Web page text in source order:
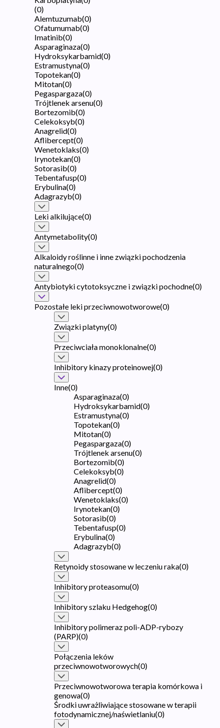
(0)
Alemtuzumab(0)
Ofatumumab(0)
Imatinib(0)
Asparaginaza(0)
Hydroksykarbamid(0)
Estramustyna(0)
Topotekan(0)
Mitotan(0)
Pegaspargaza(0)
Trójtlenek arsenu(0)
Bortezomib(0)
Celekoksyb(0)
Anagrelid(0)
Aflibercept(0)
Wenetoklaks(0)
Irynotekan(0)
Sotorasib(0)
Tebentafusp(0)
Erybulina(0)
Adagrazyb(0)
Leki alkilujące(0)
Antymetabolity(0)
Alkaloidy roślinne i inne związki pochodzenia
naturalnego(0)
Antybiotyki cytotoksyczne i związki pochodne(0)
Pozostałe leki przeciwnowotworowe(0)
Związki platyny(0)
Przeciwciała monoklonalne(0)
Inhibitory kinazy proteinowej(0)
Inne(0)
Asparaginaza(0)
Hydroksykarbamid(0)
Estramustyna(0)
Topotekan(0)
Mitotan(0)
Pegaspargaza(0)
Trójtlenek arsenu(0)
Bortezomib(0)
Celekoksyb(0)
Anagrelid(0)
Aflibercept(0)
Wenetoklaks(0)
Irynotekan(0)
Sotorasib(0)
Tebentafusp(0)
Erybulina(0)
Adagrazyb(0)
Retynoidy stosowane w leczeniu raka(0)
Inhibitory proteasomu(0)
Inhibitory szlaku Hedgehog(0)
Inhibitory polimeraz poli-ADP-rybozy
(PARP)(0)
Połączenia leków
przeciwnowotworowych(0)
Przeciwnowotworowa terapia komórkowa i
genowa(0)
Środki uwrażliwiające stosowane w terapii
fotodynamicznej/naświetlaniu(0)